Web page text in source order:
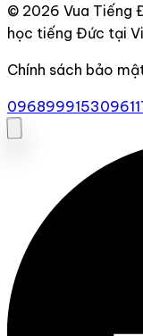
© 2026 Vua Tiếng
học tiếng Đức tại
Chính sách bảo
0968999153